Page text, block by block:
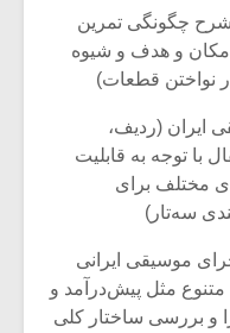
چگونگی تمرین
و هدف و شیوه
نواختن قطعات)
ایران (ردیف،
با توجه به قابلیت
مختلف برای
سه‌تار)
موسیقی ایرانی
مثل پیش‌درآمد و
و بررسی ساختار کلی